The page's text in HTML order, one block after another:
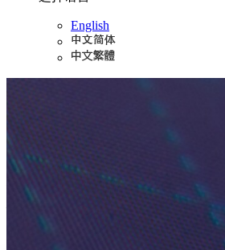
English
让交易更智能、更迅捷、
让交易者工作站（TWS）——我
和投资者开发的旗舰平台——助
跃交易者和投资者往往对交易速
市场通行有较高要求）。